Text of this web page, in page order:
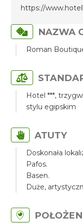
https://
NAZWA
Roman
Hotel ***,
stylu egipskim
ATUTY
Doskonała
Pafos.
Basen.
Duże,